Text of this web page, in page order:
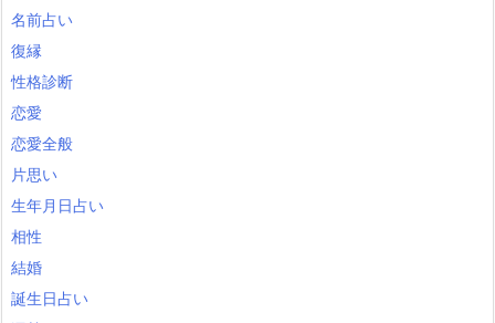
名前占い
復縁
性格診断
恋愛
恋愛全般
片思い
生年月日占い
相性
結婚
誕生日占い